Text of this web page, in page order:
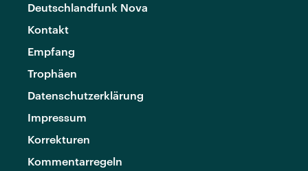
Deutschlandfunk Nova
Kontakt
Empfang
Trophäen
Datenschutzerklärung
Impressum
Korrekturen
Kommentarregeln